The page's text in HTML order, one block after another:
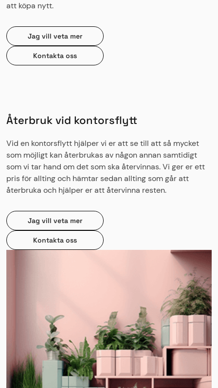
att köpa nytt.
Jag vill veta mer
Kontakta oss
Återbruk vid kontorsflytt
Vid en kontorsflytt hjälper vi er att se till att så mycket
som möjligt kan återbrukas av någon annan samtidigt
som vi tar hand om det som ska återvinnas. Vi ger er ett
pris för allting och hämtar sedan allting som går att
återbruka och hjälper er att återvinna resten.
Jag vill veta mer
Kontakta oss